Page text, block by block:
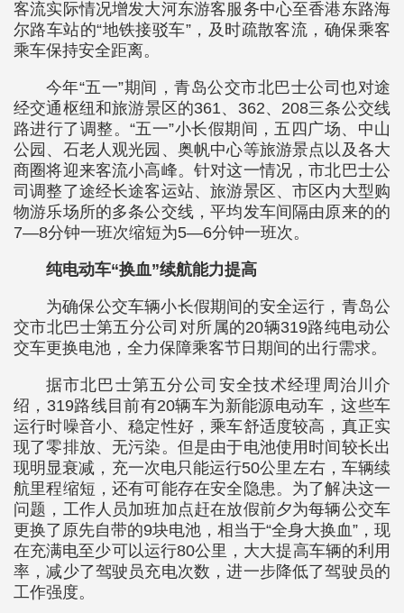
客流实际情况增发大河东游客服务中心至香港东路海
尔路车站的“地铁接驳车”，及时疏散客流，确保乘客
乘车保持安全距离。
今年“五一”期间，青岛公交市北巴士公司也对途
经交通枢纽和旅游景区的361、362、208三条公交线
路进行了调整。“五一”小长假期间，五四广场、中山
公园、石老人观光园、奥帆中心等旅游景点以及各大
商圈将迎来客流小高峰。针对这一情况，市北巴士公
司调整了途经长途客运站、旅游景区、市区内大型购
物游乐场所的多条公交线，平均发车间隔由原来的的
7—8分钟一班次缩短为5—6分钟一班次。
纯电动车“换血”续航能力提高
为确保公交车辆小长假期间的安全运行，青岛公
交市北巴士第五分公司对所属的20辆319路纯电动公
交车更换电池，全力保障乘客节日期间的出行需求。
据市北巴士第五分公司安全技术经理周治川介
绍，319路线目前有20辆车为新能源电动车，这些车
运行时噪音小、稳定性好，乘车舒适度较高，真正实
现了零排放、无污染。但是由于电池使用时间较长出
现明显衰减，充一次电只能运行50公里左右，车辆续
航里程缩短，还有可能存在安全隐患。为了解决这一
问题，工作人员加班加点赶在放假前夕为每辆公交车
更换了原先自带的9块电池，相当于“全身大换血”，现
在充满电至少可以运行80公里，大大提高车辆的利用
率，减少了驾驶员充电次数，进一步降低了驾驶员的
工作强度。